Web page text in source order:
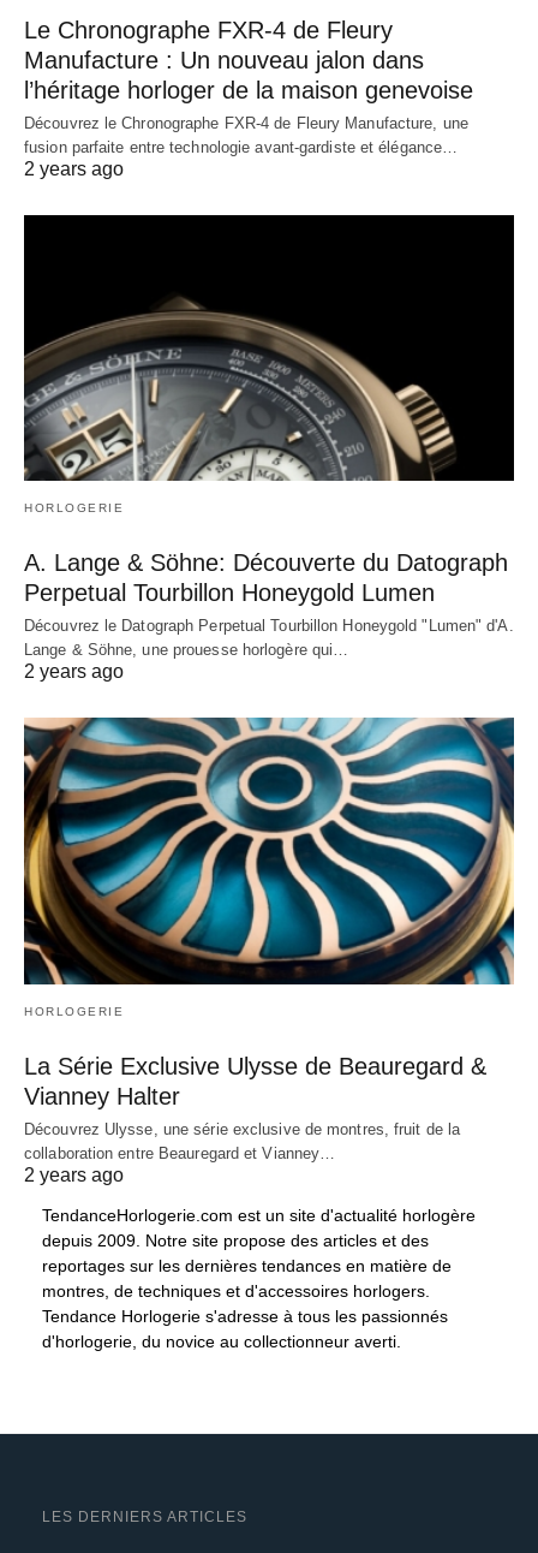
Le Chronographe FXR-4 de Fleury
Manufacture : Un nouveau jalon dans
l’héritage horloger de la maison genevoise
Découvrez le Chronographe FXR-4 de Fleury Manufacture, une
fusion parfaite entre technologie avant-gardiste et élégance…
2 years ago
HORLOGERIE
A. Lange & Söhne: Découverte du Datograph
Perpetual Tourbillon Honeygold Lumen
Découvrez le Datograph Perpetual Tourbillon Honeygold "Lumen" d'A.
Lange & Söhne, une prouesse horlogère qui…
2 years ago
HORLOGERIE
La Série Exclusive Ulysse de Beauregard &
Vianney Halter
Découvrez Ulysse, une série exclusive de montres, fruit de la
collaboration entre Beauregard et Vianney…
2 years ago
TendanceHorlogerie.com est un site d'actualité horlogère
depuis 2009. Notre site propose des articles et des
reportages sur les dernières tendances en matière de
montres, de techniques et d'accessoires horlogers.
Tendance Horlogerie s'adresse à tous les passionnés
d'horlogerie, du novice au collectionneur averti.
LES DERNIERS ARTICLES